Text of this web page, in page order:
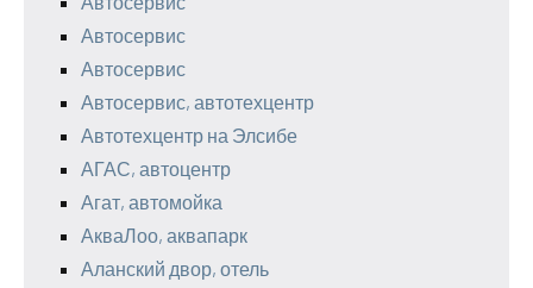
Автосервис
Автосервис
Автосервис, автотехцентр
Автотехцентр на Элсибе
АГАС, автоцентр
Агат, автомойка
АкваЛоо, аквапарк
Аланский двор, отель